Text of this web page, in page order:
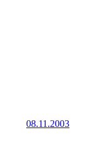
08.11.2003